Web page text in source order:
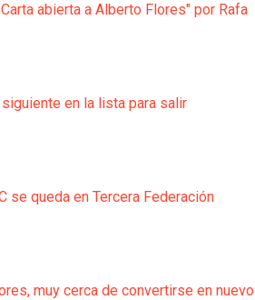
abierta a Alberto Flores" por Rafa
en la lista para salir
se queda en Tercera Federación
muy cerca de convertirse en nuevo